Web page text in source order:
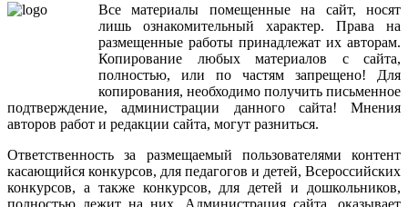
Все материалы помещенные на сайт,носят
лишь
ознакомительный характер. Права
на
размещенные работы принадлежат их авторам.
Копирование
любых материалов с сайта,
полностью, или по частям запрещено! Для
копирования, необходимо получить письменное
подтверждение,администрации данного сайта! Мнения
авторов работ и редакции сайта, могут разниться.
Ответственность
за размещаемый пользователями
контент
касающийся конкурсов, для педагогов и детей, Всероссийских
конкурсов, а также конкурсов, для детей и дошкольников,
полностью лежит на них Администрация сайта оказывает